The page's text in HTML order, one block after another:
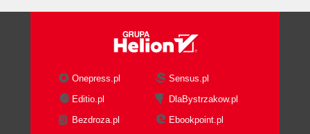
Onepress.pl
Sensus.pl
Editio.pl
DlaBystrzakow.pl
Bezdroza.pl
Ebookpoint.pl